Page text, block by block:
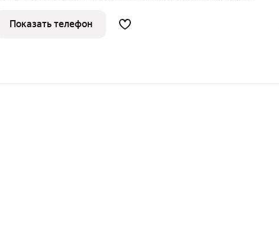
Ответственный председатель следит за порядком, регулярно
работает
Показать телефон